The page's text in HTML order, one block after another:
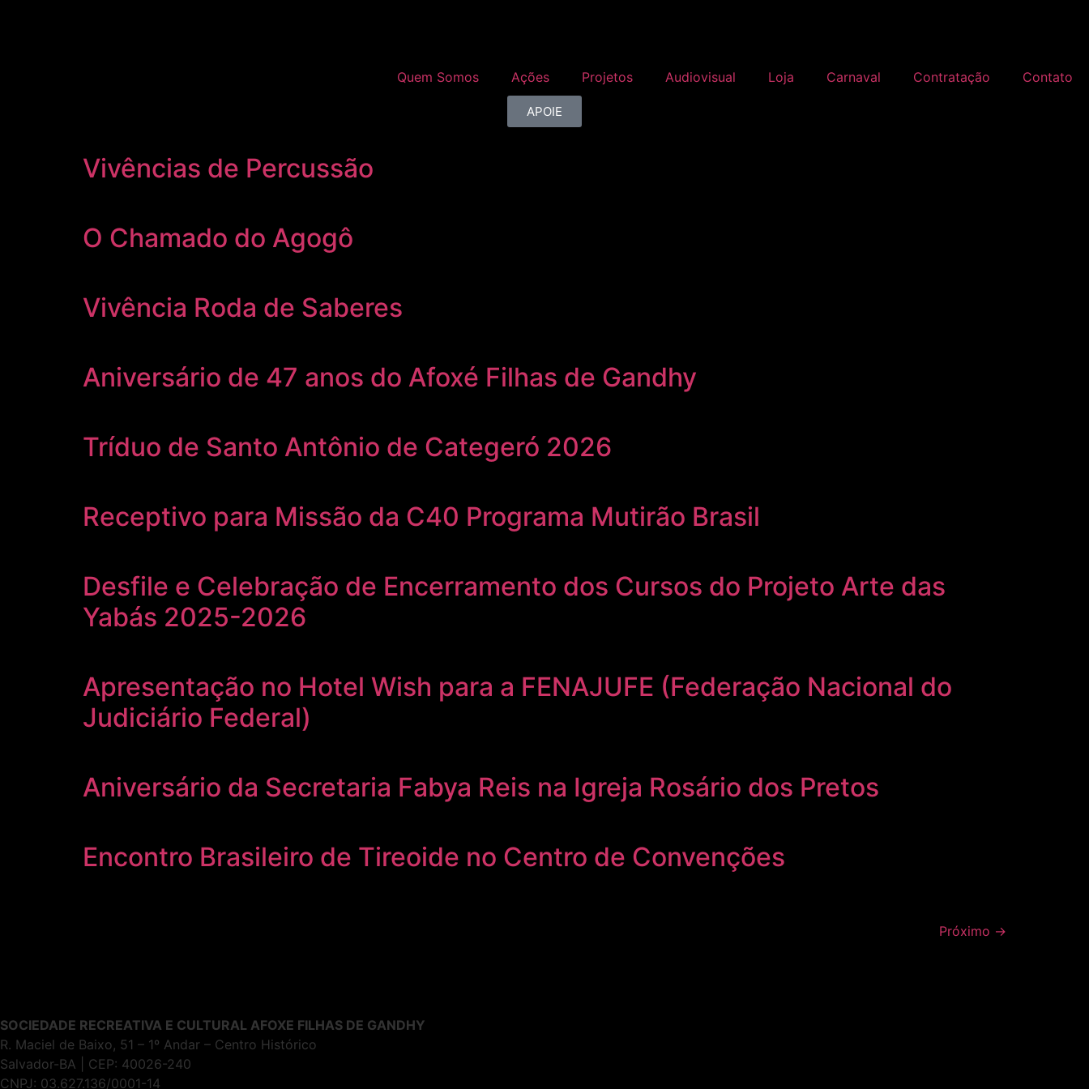
Quem Somos Ações Projetos Audiovisual Loja Carnaval Contratação Contato
APOIE
Vivências de Percussão
O Chamado do Agogô
Vivência Roda de Saberes
Aniversário de 47 anos do Afoxé Filhas de Gandhy
Tríduo de Santo Antônio de Categeró 2026
Receptivo para Missão da C40 Programa Mutirão Brasil
Desfile e Celebração de Encerramento dos Cursos do Projeto Arte das
Yabás 2025-2026
Apresentação no Hotel Wish para a FENAJUFE (Federação Nacional do
Judiciário Federal)
Aniversário da Secretaria Fabya Reis na Igreja Rosário dos Pretos
Encontro Brasileiro de Tireoide no Centro de Convenções
Próximo →
SOCIEDADE RECREATIVA E CULTURAL AFOXE FILHAS DE GANDHY
R. Maciel de Baixo, 51 – 1º Andar – Centro Histórico
Salvador-BA | CEP: 40026-240
CNPJ: 03.627.136/0001-14